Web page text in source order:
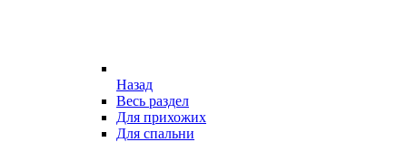
Назад
Весь раздел
Для прихожих
Для спальни